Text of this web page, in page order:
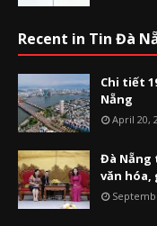
Recent in Tin Đà
Chi tiết
Nẵng
April 20,
Đà Nẵng
văn hóa,